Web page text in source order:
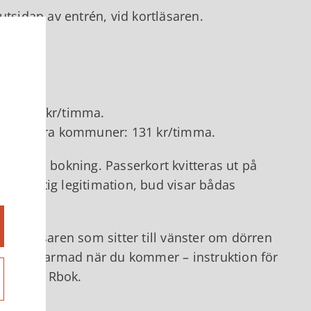
av entrén, vid kortläsaren.
105 kr/timma.
andra kommuner: 131 kr/timma.
innan bokning. Passerkort kvitteras ut på
giltig legitimation, bud visar bådas
kortläsaren som sitter till vänster om dörren
vara larmad när du kommer – instruktion för
på Rbok.